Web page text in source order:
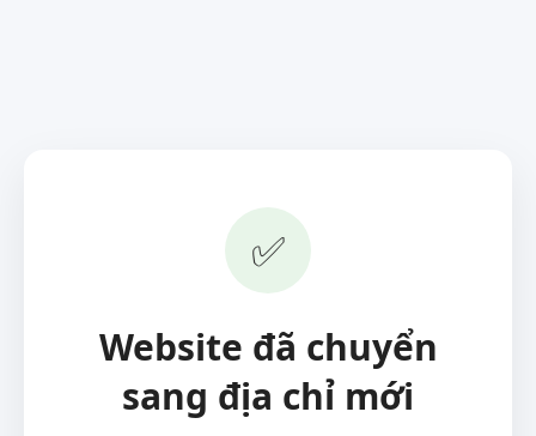
✅
Website đã chuyển
sang địa chỉ mới